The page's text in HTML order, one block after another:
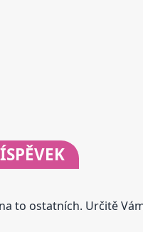
to ostatních. Určitě